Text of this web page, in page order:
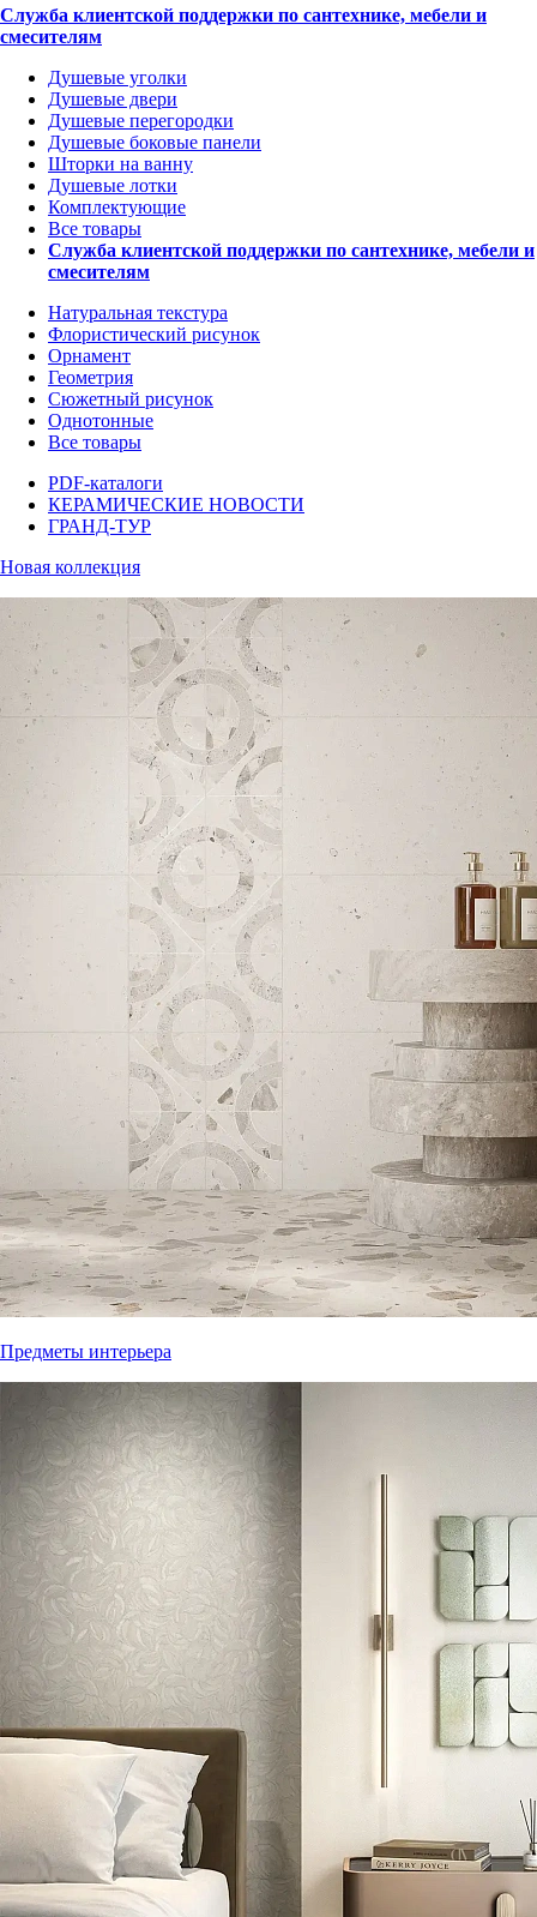
Служба клиентской поддержки по сантехнике, мебели и
смесителям
Душевые уголки
Душевые двери
Душевые перегородки
Душевые боковые панели
Шторки на ванну
Душевые лотки
Комплектующие
Все товары
Служба клиентской поддержки по сантехнике, мебели и
смесителям
Натуральная текстура
Флористический рисунок
Орнамент
Геометрия
Сюжетный рисунок
Однотонные
Все товары
PDF-каталоги
КЕРАМИЧЕСКИЕ НОВОСТИ
ГРАНД-ТУР
Новая коллекция
Предметы интерьера